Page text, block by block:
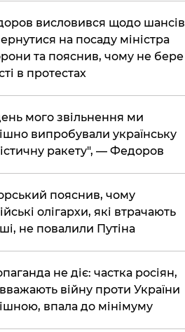
висловився щодо шансів
на посаду міністра
та пояснив, чому не бере
в протестах
мого звільнення ми
випробували українську
ракету", — Федоров
пояснив, чому
олігархи, які втрачають
не повалили Путіна
не діє: частка росіян,
війну проти України
впала до мінімуму